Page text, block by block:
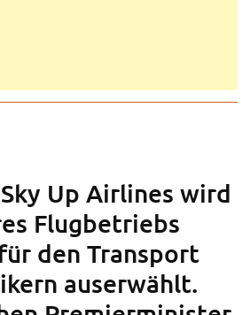
Up Airlines wird
Flugbetriebs
den Transport
auserwählt.